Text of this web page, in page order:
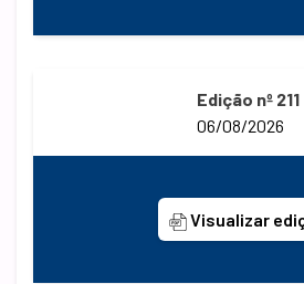
Edição nº 211
06/08/2026
Visualizar